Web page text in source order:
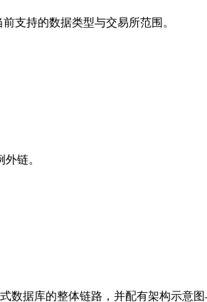
支持的数据类型与交易所范围。
链。
数据库的整体链路，并配有架构示意图